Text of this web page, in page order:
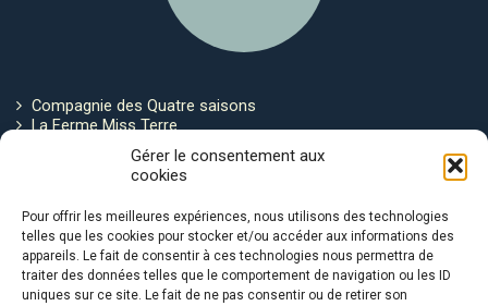
Gérer le consentement aux
cookies
Pour offrir les meilleures expériences, nous utilisons des technologies
telles que les cookies pour stocker et/ou accéder aux informations des
appareils. Le fait de consentir à ces technologies nous permettra de
traiter des données telles que le comportement de navigation ou les ID
uniques sur ce site. Le fait de ne pas consentir ou de retirer son
Compagnie des Quatre saisons
La Ferme Miss Terre
Politique de cookies